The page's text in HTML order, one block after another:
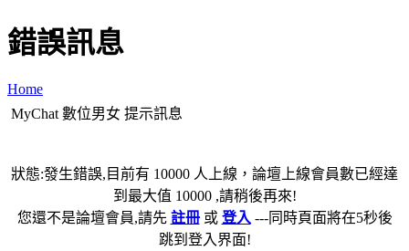
錯誤訊息
Home
MyChat 數位男女 提示訊息
狀態:發生錯誤,目前有 10000 人上線，論壇上線會員數已經達
到最大值 10000 ,請稍後再來!
您還不是論壇會員,請先 註冊或 登入 ---同時頁面將在5秒後
跳到登入界面!